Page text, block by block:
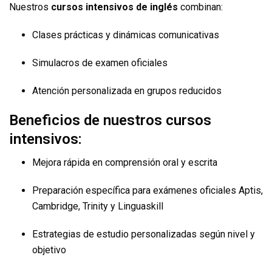
Nuestros cursos intensivos de inglés combinan:
Clases prácticas y dinámicas comunicativas
Simulacros de examen oficiales
Atención personalizada en grupos reducidos
Beneficios de nuestros cursos
intensivos:
Mejora rápida en comprensión oral y escrita
Preparación específica para exámenes oficiales Aptis,
Cambridge, Trinity y Linguaskill
Estrategias de estudio personalizadas según nivel y
objetivo